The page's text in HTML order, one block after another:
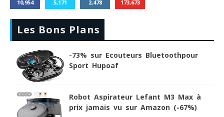
10,954 5,171 2,478 173,673
Les Bons Plans
-73% sur Ecouteurs Bluetoothpour
Sport Hupoaf
Robot Aspirateur Lefant M3 Max à
prix jamais vu sur Amazon (-67%)